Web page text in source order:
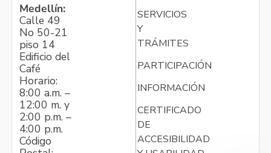
Medellín:
Calle 49
No 50-21
piso 14
Edificio del
Café
Horario:
8:00 a.m. –
12:00 m. y
2:00 p.m. –
4:00 p.m.
Código
SERVICIOS
Y
TRÁMITES
PARTICIPACIÓN
INFORMACIÓN
CERTIFICADO
DE
ACCESIBILIDAD